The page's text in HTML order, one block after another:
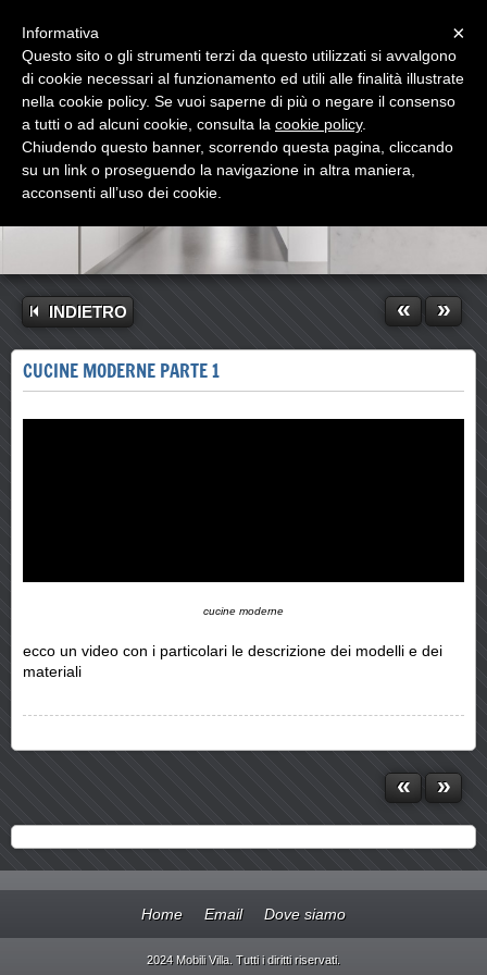
INDIETRO « »
CUCINE MODERNE PARTE 1
cucine moderne
ecco un video con i particolari le descrizione dei modelli e dei
materiali
« »
Home Email Dove siamo
2024 Mobili Villa. Tutti i diritti riservati.
×
Informativa
Questo sito o gli strumenti terzi da questo utilizzati si avvalgono
di cookie necessari al funzionamento ed utili alle finalità illustrate
nella cookie policy. Se vuoi saperne di più o negare il consenso
a tutti o ad alcuni cookie, consulta la cookie policy.
Chiudendo questo banner, scorrendo questa pagina, cliccando
su un link o proseguendo la navigazione in altra maniera,
acconsenti all’uso dei cookie.